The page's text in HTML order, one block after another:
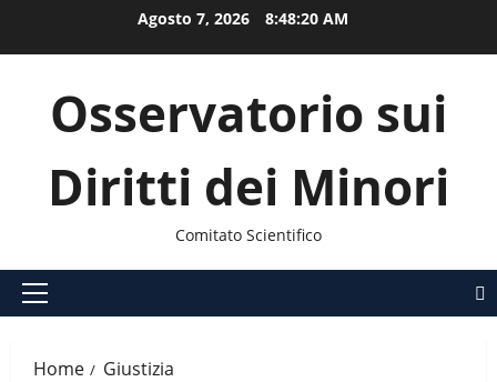
Agosto 7, 2026 8:48:20 AM
Osservatorio sui
Diritti dei Minori
Comitato Scientifico
Menu
Home Giustizia